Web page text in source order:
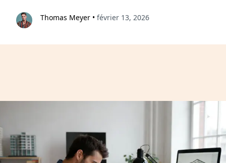
Thomas Meyer • février 13, 2026